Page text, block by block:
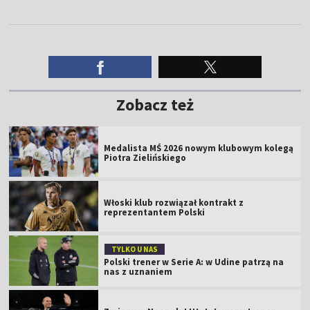
Zobacz też
Medalista MŚ 2026 nowym klubowym kolegą
Piotra Zielińskiego
Włoski klub rozwiązał kontrakt z
reprezentantem Polski
TYLKO U NAS
Polski trener w Serie A: w Udine patrzą na
nas z uznaniem